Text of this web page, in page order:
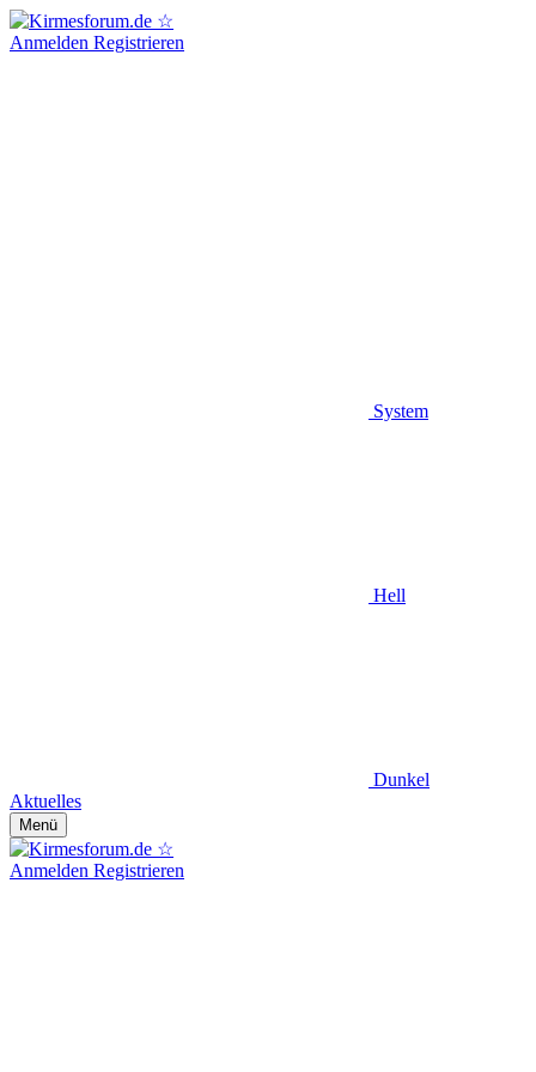
Anmelden Registrieren
System
Hell
Dunkel
Aktuelles
Menü
Anmelden Registrieren